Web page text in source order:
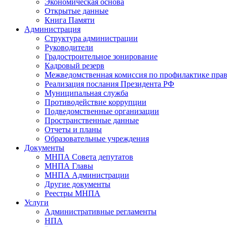
Экономическая основа
Открытые данные
Книга Памяти
Администрация
Структура администрации
Руководители
Градостроительное зонирование
Кадровый резерв
Межведомственная комиссия по профилактике
Реализация послания Президента РФ
Муниципальная служба
Противодействие коррупции
Подведомственные организации
Пространственные данные
Отчеты и планы
Образовательные учреждения
Документы
МНПА Совета депутатов
МНПА Главы
МНПА Администрации
Другие документы
Реестры МНПА
Услуги
Административные регламенты
НПА